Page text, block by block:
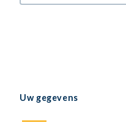
Uw gegevens